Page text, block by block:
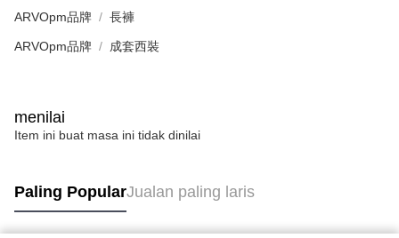
ARVOpm品牌 長褲
ARVOpm品牌 成套西裝
menilai
Item ini buat masa ini tidak dinilai
Paling PopularJualan paling laris